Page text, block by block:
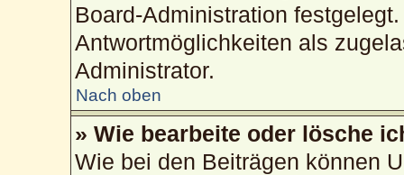
Board-Administration
Antwortmöglichkeiten als
Administrator.
Nach oben
» Wie bearbeite oder lösche
Wie bei den Beiträgen können